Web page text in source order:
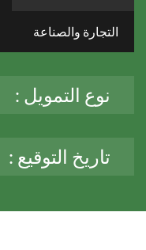
التجارة والصناعة
نوع التمويل :
تاريخ التوقيع :